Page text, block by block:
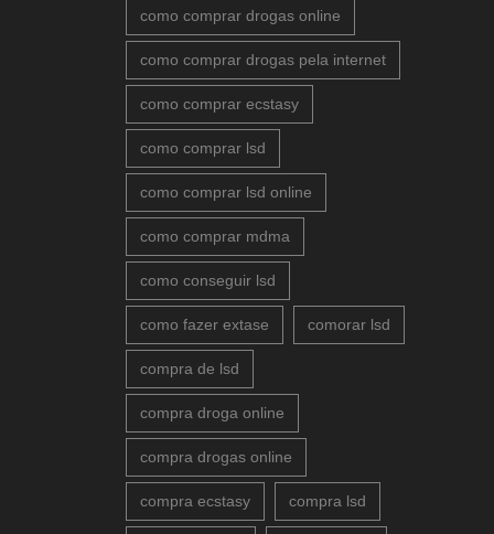
como comprar drogas online
como comprar drogas pela internet
como comprar ecstasy
como comprar lsd
como comprar lsd online
como comprar mdma
como conseguir lsd
como fazer extase comorar lsd
compra de lsd
compra droga online
compra drogas online
compra ecstasy compra lsd